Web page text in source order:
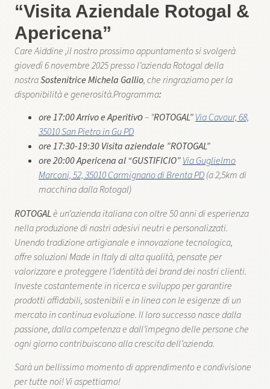
“Visita Aziendale Rotogal &
Apericena”
Care Aiddine ,il nostro prossimo appuntamento si svolgerà ​
giovedì 6 novembre 2025 presso l’azienda Rotogal della
nostraSostenitrice Michela Gallio, che ringraziamo per la
disponibilità e generosità.​Programma:
ore 17:00 Arrivo e Aperitivo– “ROTOGAL​”Via Cavour, 68,
35010 San Pietro in Gu PD
ore 17:30-19:30 ​Visita aziendale ​”ROTOGAL​”
ore 20:00 ​Apericena al “GUSTIFICIO”​Via Guglielmo
Marconi, 52, 35010 Carmignano di Brenta PD​ (a 2,5km di
macchina dalla Rotogal)
ROTOGALè un’azienda italiana con oltre 50 anni di esperienza
nella produzione di nastri adesivi neutri e personalizzati.
Unendo tradizione artigianale e innovazione tecnologica,​
offre soluzioni Made in Italy di alta qualità, pensate per
valorizzare e proteggere l’identità dei brand dei nostri clienti.​
Investe costantemente in ricerca e sviluppo per garantire
prodotti affidabili, sostenibili e in linea con le esigenze di un
mercato in continua evoluzione. Il ​loro successo nasce dalla
passione, dalla competenza e dall’impegno delle persone che
ogni giorno contribuiscono alla crescita dell’azienda.
Sarà un bellissimo momento di ​apprendimento e condivisione
per tutte noi! Vi aspettiamo!